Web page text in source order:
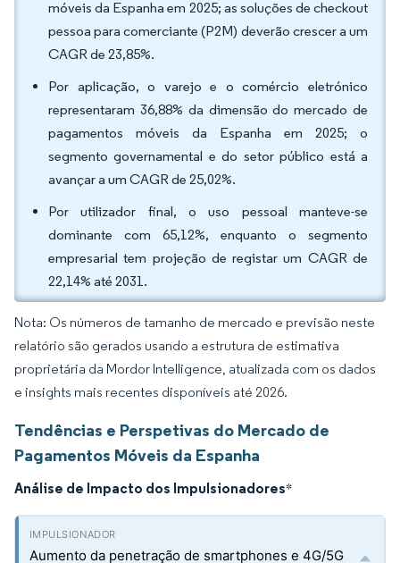
móveis da Espanha em 2025; as soluções de checkout
pessoa para comerciante (P2M) deverão crescer a um
CAGR de 23,85%.
Por aplicação, o varejo e o comércio eletrónico
representaram 36,88% da dimensão do mercado de
pagamentos móveis da Espanha em 2025; o
segmento governamental e do setor público está a
avançar a um CAGR de 25,02%.
Por utilizador final, o uso pessoal manteve-se
dominante com 65,12%, enquanto o segmento
empresarial tem projeção de registar um CAGR de
22,14% até 2031.
Nota: Os números de tamanho de mercado e previsão neste
relatório são gerados usando a estrutura de estimativa
proprietária da Mordor Intelligence, atualizada com os dados
e insights mais recentes disponíveis até 2026.
Tendências e Perspetivas do Mercado de
Pagamentos Móveis da Espanha
Análise de Impacto dos Impulsionadores*
Aumento da penetração de smartphones e 4G/5G